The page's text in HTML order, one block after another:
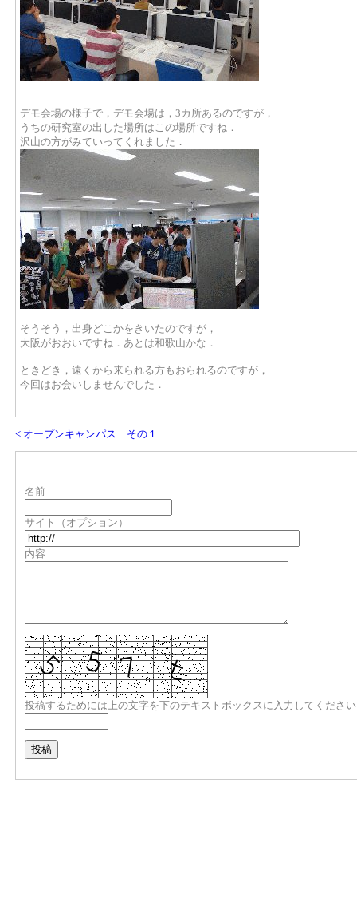
デモ会場の様子で，デモ会場は，3カ所あるのですが，
うちの研究室の出した場所はこの場所ですね．
沢山の方がみていってくれました．
そうそう，出身どこかをきいたのですが，
大阪がおおいですね．あとは和歌山かな．
ときどき，遠くから来られる方もおられるのですが，
今回はお会いしませんでした．
< オープンキャンパス その１
名前
サイト（オプション）
内容
投稿するためには上の文字を下のテキストボックスに入力してくださ